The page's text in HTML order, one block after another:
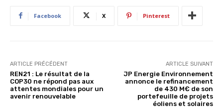
Facebook X Pinterest
ARTICLE PRÉCÉDENT
REN21 : Le résultat de la
COP30 ne répond pas aux
attentes mondiales pour un
avenir renouvelable
ARTICLE SUIVANT
JP Energie Environnement
annonce le refinancement
de 430 M€ de son
portefeuille de projets
éoliens et solaires